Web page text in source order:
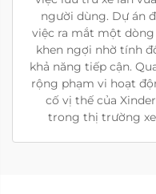
người dùng. Dự án
việc ra mắt một
khen ngợi nhờ tính
khả năng tiếp cận.
rộng phạm vi hoạt
cố vị thế của
trong thị trường